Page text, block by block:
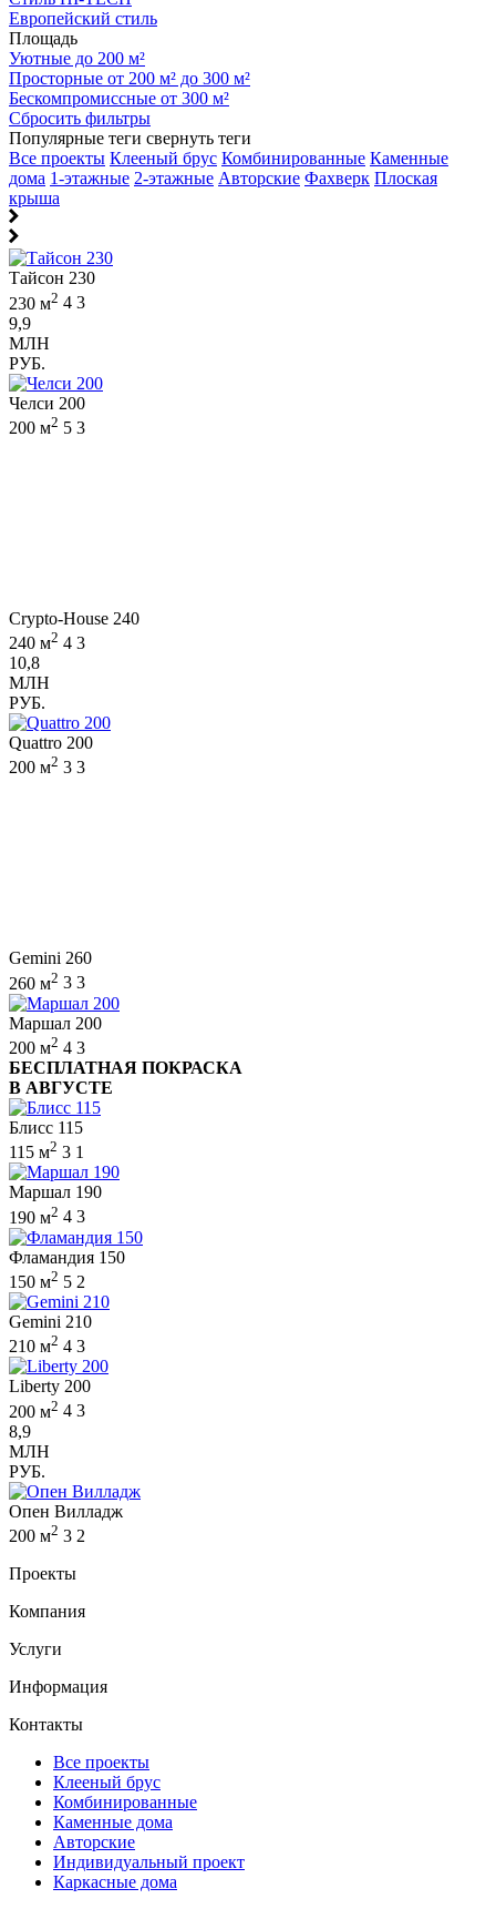
Европейский стиль
Площадь
Уютные до 200 м²
Просторные от 200 м² до 300 м²
Бескомпромиссные от 300 м²
Сбросить фильтры
Популярные теги свернуть теги
Все проекты Клееный брус Комбинированные Каменные
дома 1-этажные 2-этажные Авторские Фахверк Плоская
крыша
Тайсон 230
230 м2 4 3
9,9
МЛН
РУБ.
Челси 200
200 м2 5 3
Crypto-House 240
240 м2 4 3
10,8
МЛН
РУБ.
Quattro 200
200 м2 3 3
Gemini 260
260 м2 3 3
Маршал 200
200 м2 4 3
БЕСПЛАТНАЯ ПОКРАСКА
В АВГУСТЕ
Блисс 115
115 м2 3 1
Маршал 190
190 м2 4 3
Фламандия 150
150 м2 5 2
Gemini 210
210 м2 4 3
Liberty 200
200 м2 4 3
8,9
МЛН
РУБ.
Опен Вилладж
200 м2 3 2
Проекты
Компания
Услуги
Информация
Контакты
Все проекты
Клееный брус
Комбинированные
Каменные дома
Авторские
Индивидуальный проект
Каркасные дома